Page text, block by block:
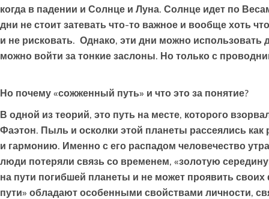
когда в падении и Солнце и Луна. Солнце идет по
дни не стоит затевать что-то важное и вообще хоть
и не рисковать. Однако, эти дни можно
можно войти за тонкие заслоны. Но только с
Но почему «сожженный путь» и что это за понятие?
В одной из теорий, это путь на месте, которого
Фаэтон. Пыль и осколки этой планеты рассеялись как
и гармонию. Именно с его распадом человечество
люди потеряли связь со временем, «золотую
на пути погибшей планеты и не может проявить
пути» обладают особенными свойствами личности,